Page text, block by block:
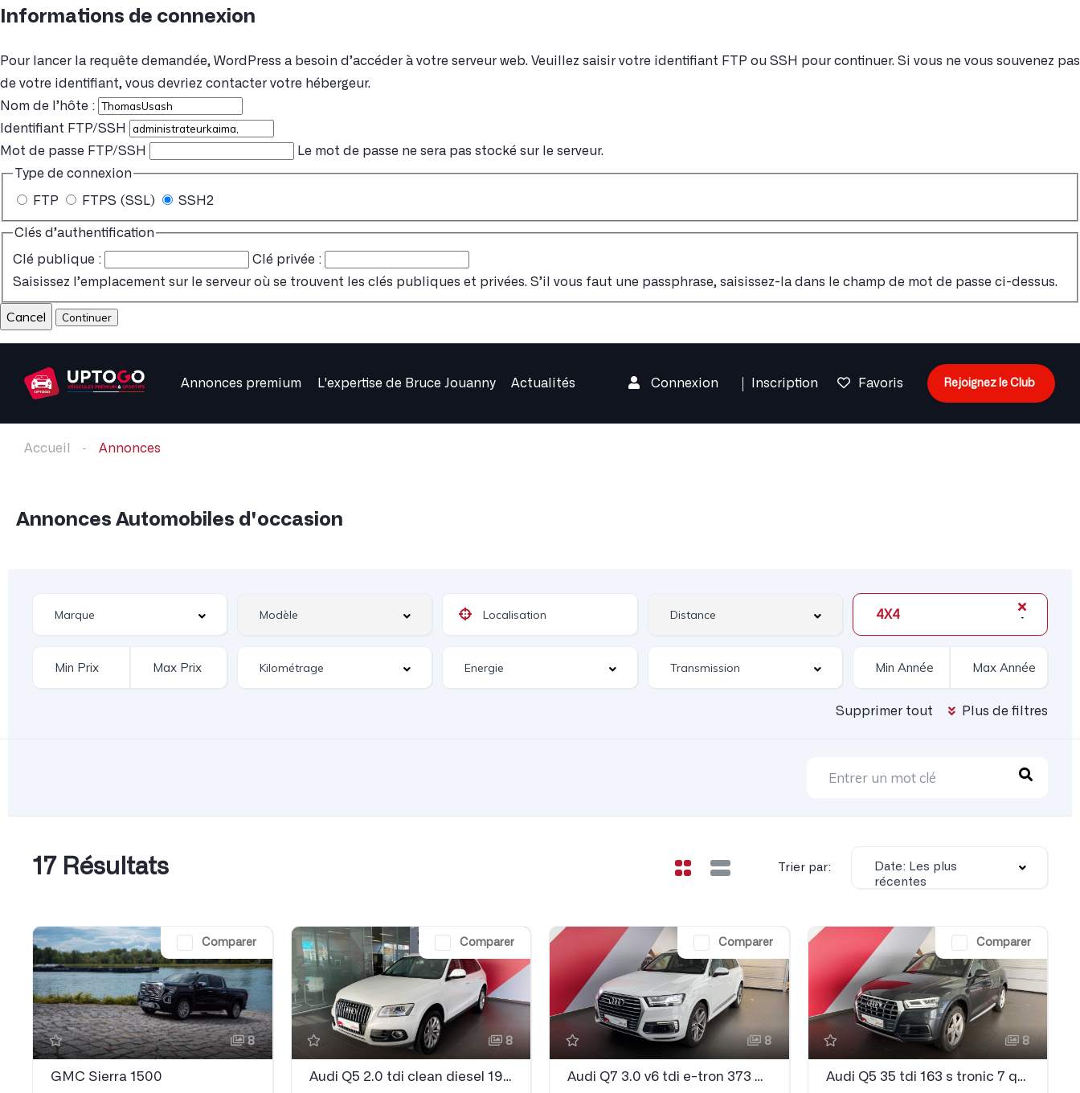
Informations de connexion
Pour lancer la requête demandée, WordPress a besoin d’accéder à votre serveur web. Veuillez saisir votre identifiant FTP ou SSH pour continuer. Si vous ne vous souvenez pas
de votre identifiant, vous devriez contacter votre hébergeur.
Nom de l’hôte :
Identifiant FTP/SSH
Mot de passe FTP/SSH
Le mot de passe ne sera pas stocké sur le serveur.
Type de connexion
FTP FTPS (SSL) SSH2
Clés d’authentification
Clé publique :
Clé privée :
Saisissez l’emplacement sur le serveur où se trouvent les clés publiques et privées. S’il vous faut une passphrase, saisissez-la dans le champ de mot de passe ci-dessus.
Cancel
Annonces premium L'expertise de Bruce Jouanny Actualités Connexion Inscription Favoris Rejoignez le Club
Accueil Annonces
Annonces Automobiles d'occasion
4X4
Supprimer tout Plus de filtres
17 Résultats Trier par:
Date: Les plus
récentes
Comparer
8
GMC Sierra 1500
Comparer
8
Audi Q5 2.0 tdi clean diesel 190 quattro Advanced s tronic 7
Comparer
8
Audi Q7 3.0 v6 tdi e-tron 373 tiptronic 8 quattro 5pl Avus extended
Comparer
8
Audi Q5 35 tdi 163 s tronic 7 quattro Avus